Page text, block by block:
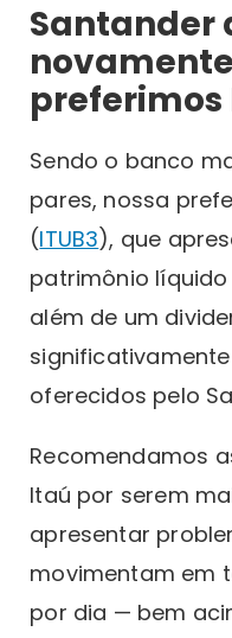
Santander
preferimos
Sendo o banco
pares, nossa
(ITUB3), que
patrimônio líquido
além de um
oferecidos pelo
Recomendamos
Itaú por serem
apresentar
movimentam em
por dia — bem